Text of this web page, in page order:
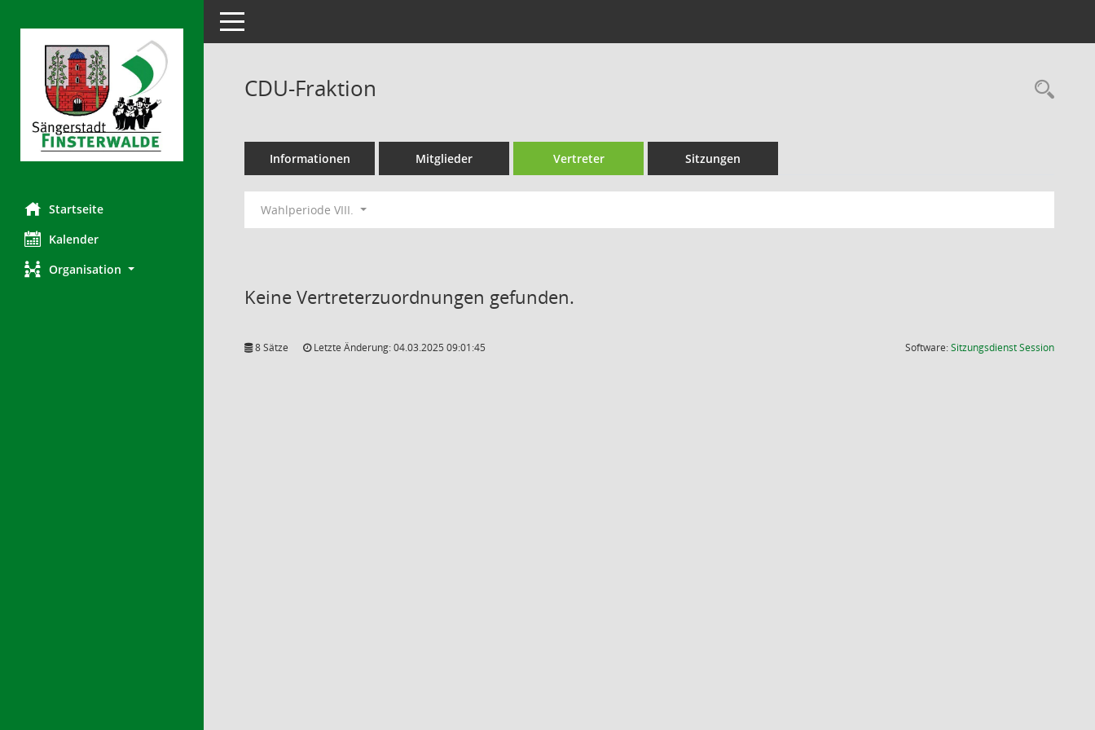
Startseite
Kalender
Organisation
Toggle navigation
CDU-Fraktion
Informationen Mitglieder Vertreter Sitzungen
Wahlperiode VIII.
Keine Vertreterzuordnungen gefunden.
8 Sätze Letzte Änderung: 04.03.2025 09:01:45 Software:SitzungsdienstSession(Wird in